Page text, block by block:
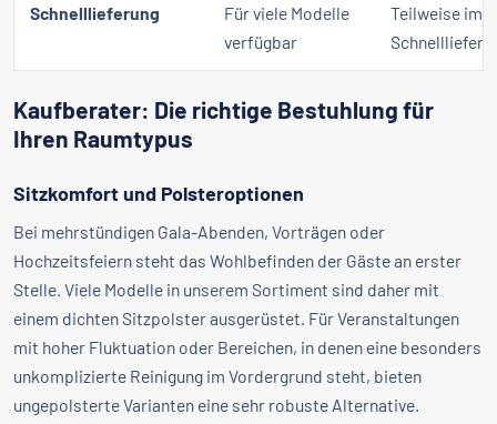
Schnelllieferung
Für viele Modelle
verfügbar
Teilweise im
Kaufberater: Die richtige Bestuhlung für
Ihren Raumtypus
Sitzkomfort und Polsteroptionen
Bei mehrstündigen Gala-Abenden, Vorträgen oder
Hochzeitsfeiern steht das Wohlbefinden der Gäste an erster
Stelle. Viele Modelle in unserem Sortiment sind daher mit
einem dichten Sitzpolster ausgerüstet. Für Veranstaltungen
mit hoher Fluktuation oder Bereichen, in denen eine besonders
unkomplizierte Reinigung im Vordergrund steht, bieten
ungepolsterte Varianten eine sehr robuste Alternative.